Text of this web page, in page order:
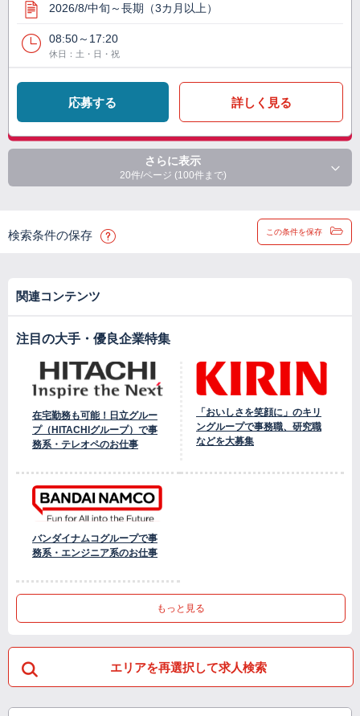
2026/8/中旬～長期（3カ月以上）
08:50～17:20
休日：土・日・祝
応募する 詳しく見る
さらに表示
20件/ページ (100件まで)
検索条件の保存 この条件を保存
関連コンテンツ
注目の大手・優良企業特集
在宅勤務も可能！日立グルー
プ（HITACHIグループ）で事
務系・テレオペのお仕事
「おいしさを笑顔に」のキリ
ングループで事務職、研究職
などを大募集
バンダイナムコグループで事
務系・エンジニア系のお仕事
もっと見る
エリアを再選択して求人検索